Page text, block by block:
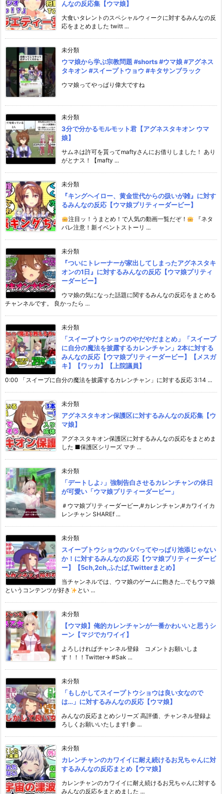
んなの反応集【ウマ娘】
大食いタレントのスペシャルウィークに対するみんなの反
応をまとめました twitt ...
未分類
ウマ娘から学ぶ宗教問題 #shorts #ウマ娘 #アグネス
タキオン #スイープトウョウ #キタサンブラック
ウマ娘ってやっぱり偉大ですね
未分類
3分で分かるモルモット君【アグネスタキオン ウマ
娘】
サムネは許可を貰ってmaftyさんにお借りしました！ あり
がとナス！【mafty ...
未分類
『キングヘイロー、黄金世代からの扱いが雑』に対す
るみんなの反応【ウマ娘プリティーダービー】
注目ッ！うまとめ！で人気の動画一覧だぞ！
『ネタ
バレ注意！新イベントストーリ ...
未分類
『ついにトレーナーが家出してしまったアグネスタキ
オンの1日』に対するみんなの反応【ウマ娘プリティ
ーダービー】
ウマ娘の気になった話題に関するみんなの反応をまとめる
チャンネルです。 良かったら ...
未分類
「スイープトウショウのやだやだまとめ」「スイープ
に自分の魔法を披露するカレンチャン」2本に対する
みんなの反応【ウマ娘プリティーダービー】【メスガ
キ】【ワッカ】【上院議員】
0:00 「スイープに自分の魔法を披露するカレンチャン」に対する反応 3:14 ...
未分類
アグネスタキオン保護区に対するみんなの反応集【ウ
マ娘】
アグネスタキオン保護区に対するみんなの反応をまとめま
した ■保護区シリーズ マチ ...
未分類
「デートしよ♪」強制告白させるカレンチャンの休日
が可愛い「ウマ娘プリティーダービー」
＃ウマ娘プリティーダービー,#カレンチャン,#カワイイカ
レンチャン SHAREf ...
未分類
スイープトウショウのパパってやっぱり池添じゃない
か！に対するみんなの反応【ウマ娘プリティーダービ
ー】【5ch,2ch,ふたば,Twitterまとめ】
当チャンネルでは、ウマ娘のゲームに飽きた…でもウマ娘
というコンテンツが好き
とい ...
未分類
【ウマ娘】俺的カレンチャンが一番かわいいと思うシ
ーン【マジでカワイイ】
よろしければチャンネル登録 コメントお願いしま
す！！！Twitter→ #Sak ...
未分類
「もしかしてスイープトウショウは良い女なので
は…」に対するみんなの反応【ウマ娘】
みんなの反応まとめシリーズ 高評価、チャンネル登録よ
ろしくお願いいたします! 参 ...
未分類
カレンチャンのカワイイに耐え続けるお兄ちゃんに対
するみんなの反応まとめ【ウマ娘】
カレンチャンのカワイイに耐え続けるお兄ちゃんに対する
みんなの反応をまとめました ...